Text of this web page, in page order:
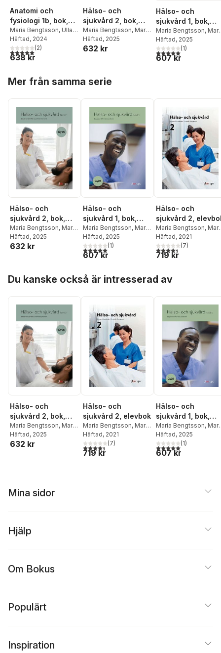
Anatomi och
fysiologi 1b, bok,
Gy25
Maria Bengtsson, Ulla
Lundström
Häftad, 2024
5,0utav 5 stjärnor. Totalt antal röster:
(2)
638 kr
Hälso- och
sjukvård 2, bok,
Gy25
Maria Bengtsson, Maria
Christidis,Ulla
Lundström
Häftad, 2025
632 kr
Hälso- och
sjukvård 1, bok,
Gy25
Maria Bengtsson,
Christidis,Ulla
Lundström
Häftad, 2025
5,0utav 5 stjärnor.
(1)
607 kr
Mer från samma serie
Hälso- och
sjukvård 2, bok,
Gy25
Maria Bengtsson, Maria
Christidis,Ulla
Lundström
Häftad, 2025
632 kr
Hälso- och
sjukvård 1, bok,
Gy25
Maria Bengtsson, Maria
Christidis,Ulla
Lundström
Häftad, 2025
5,0utav 5 stjärnor. Totalt antal röster:
(1)
607 kr
Hälso- och
sjukvård 2,
Maria Bengtsson,
Christidis,Ulla
Lundström,
Stenlund
Häftad, 2021
4,4utav 5 stjärnor.
(7)
719 kr
Du kanske också är intresserad av
Hälso- och
sjukvård 2, bok,
Gy25
Maria Bengtsson, Maria
Christidis,Ulla
Lundström
Häftad, 2025
632 kr
Hälso- och
sjukvård 2, elevbok
Maria Bengtsson, Maria
Christidis,Ulla
Lundström,
Stenlund
Häftad, 2021
4,4utav 5 stjärnor. Totalt antal röster:
(7)
719 kr
Hälso- och
sjukvård 1, bok,
Gy25
Maria Bengtsson,
Christidis,Ulla
Lundström
Häftad, 2025
5,0utav 5 stjärnor.
(1)
607 kr
Mina sidor
Hjälp
Om Bokus
Populärt
Inspiration